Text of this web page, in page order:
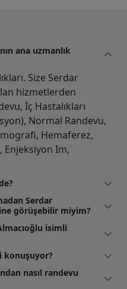
ana uzmanlık
Size Serdar
hizmetlerden
İç Hastalıkları
Normal Randevu,
Hemaferez,
Enjeksiyon Im,
Serdar
görüşebilir miyim?
isimli
konuşuyor?
nasıl randevu